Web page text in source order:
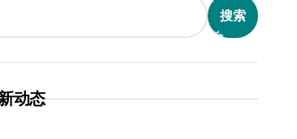
搜索
动态